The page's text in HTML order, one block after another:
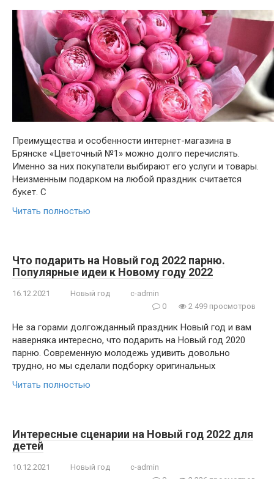
Преимущества и особенности интернет-магазина в
Брянске «Цветочный №1» можно долго перечислять.
Именно за них покупатели выбирают его услуги и товары.
Неизменным подарком на любой праздник считается
букет. С
Читать полностью
Что подарить на Новый год 2022 парню.
Популярные идеи к Новому году 2022
16.12.2021 Новый год
c-admin
0
2 499 просмотров
Не за горами долгожданный праздник Новый год и вам
наверняка интересно, что подарить на Новый год 2020
парню. Современную молодежь удивить довольно
трудно, но мы сделали подборку оригинальных
Читать полностью
Интересные сценарии на Новый год 2022 для
детей
10.12.2021 Новый год
c-admin